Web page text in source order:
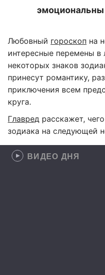
эмоциональны
Любовный гороскоп на
интересные перемены в
некоторых знаков
принесут романтику,
приключения всем
круга.
Главред расскажет,
зодиака на следующей
ВИДЕО ДНЯ